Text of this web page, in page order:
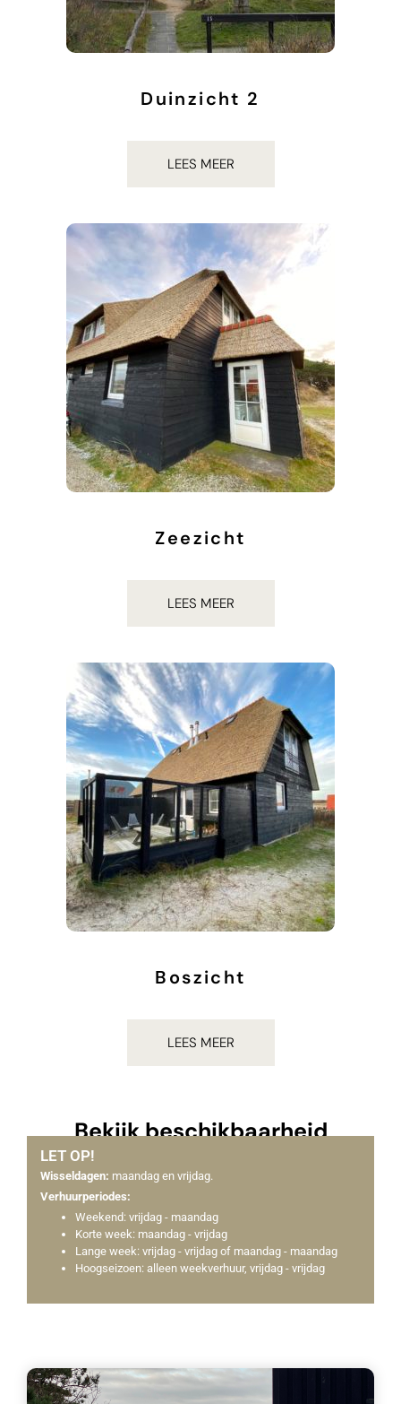
Duinzicht 2
LEES MEER
Zeezicht
LEES MEER
Boszicht
LEES MEER
Bekijk beschikbaarheid
Check de beschikbaarheid van onze
vakantiehuizen in de onderstaande tabel.
Hier zie je ook direct de prijzen voor de door jou
gewenste periode.
LET OP!
Wisseldagen: maandag en vrijdag.
Verhuurperiodes:
Weekend: vrijdag - maandag
Korte week: maandag - vrijdag
Lange week: vrijdag - vrijdag of maandag - maandag
Hoogseizoen: alleen weekverhuur, vrijdag - vrijdag
×